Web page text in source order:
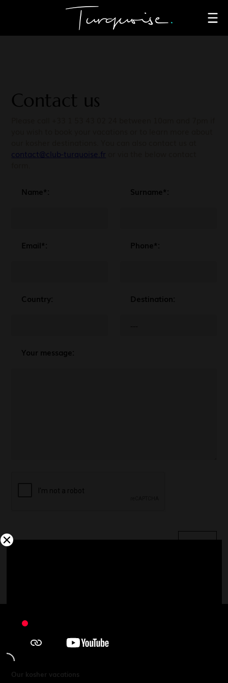
Contact us
contact@club-turquoise.fr
Name*:
Email*:
Country:
Surname*:
Phone*:
Destination:
Your message:
* Required fields
Our kosher vacations